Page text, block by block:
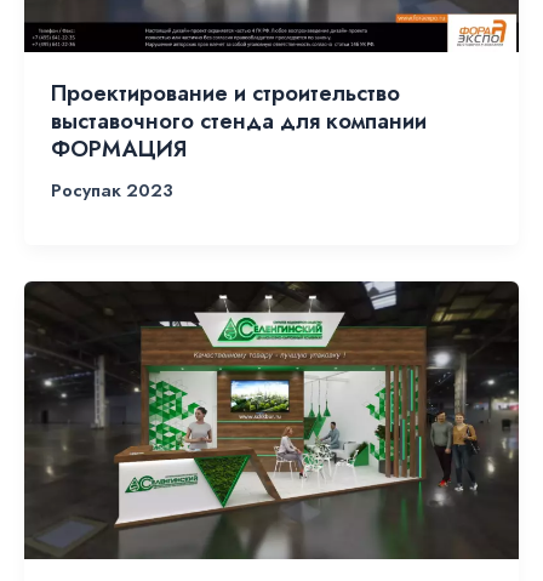
Проектирование и строительство
выставочного стенда для компании
ФОРМАЦИЯ
Росупак 2023